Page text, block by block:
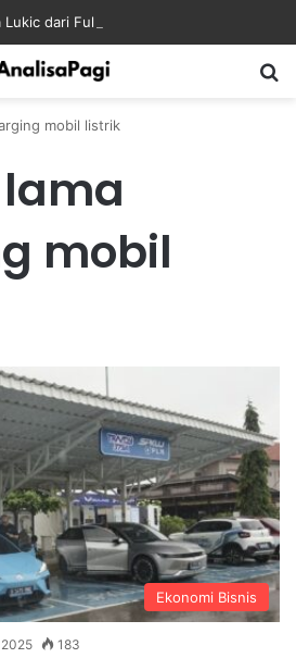
mobil listrik
mobil
Ekonomi Bisnis
183